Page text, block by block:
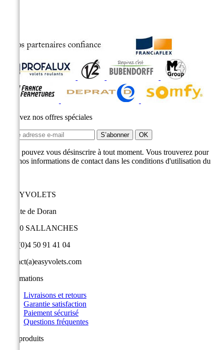
Recevez nos offres spéciales
Vous pouvez vous désinscrire à tout moment. Vous trouverez pour
cela nos informations de contact dans les conditions d'utilisation du
EASYVOLETS
9 route de Doran
74700 SALLANCHES
+33 (0)4 50 91 41 04
contact(a)easyvolets.com
Informations
Livraisons et retours
Garantie satisfaction
Paiement sécurisé
Questions fréquentes
Nos produits